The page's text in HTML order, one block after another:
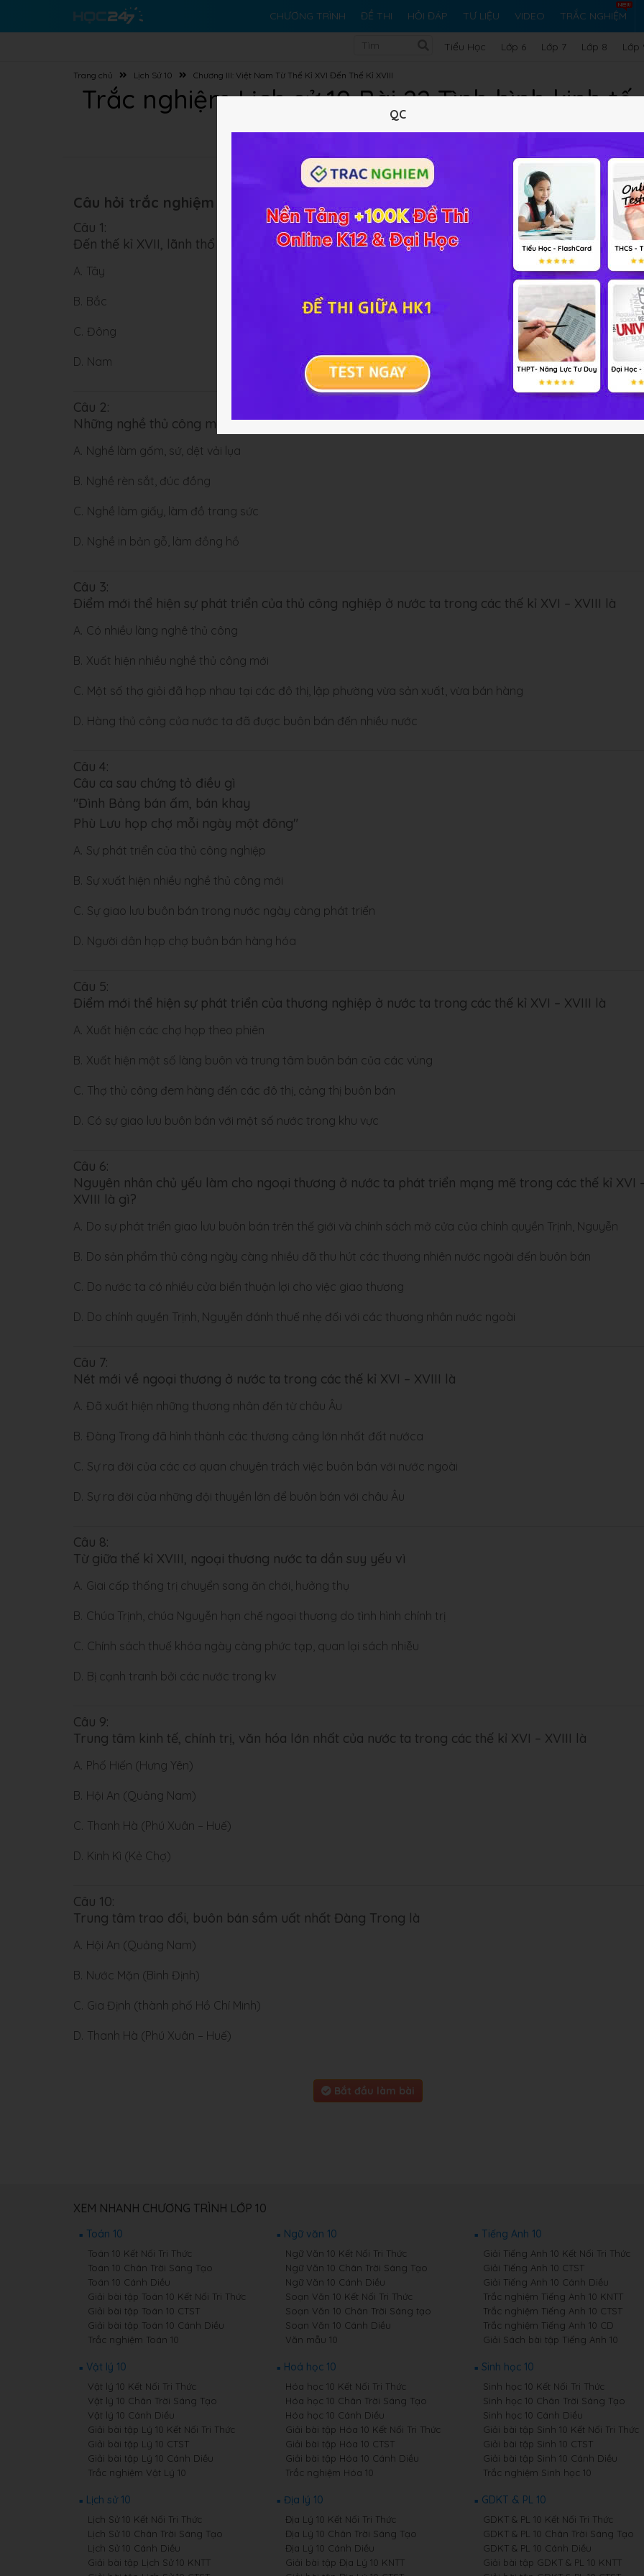
CHƯƠNG TRÌNH ĐỀ THI HỎI ĐÁP TƯ LIỆU VIDEO TRẮC NGHIỆM
Tiểu Học Lớp 6 Lớp 7 Lớp 8 Lớp
Trang chủ Lịch Sử 10 Chương III: Việt Nam Từ Thế Kỉ XVI Đến Thế Kỉ XVIII
Trắc nghiệm Lịch sử 10 Bài 22 Tình hình kinh tế
Câu hỏi trắc nghiệm (10 câu):
Câu 1:
Đến thế kỉ XVII, lãnh thổ đất nước ta được mở rộng về phía
A. Tây
B. Bắc
C. Đông
D. Nam
Câu 2:
Những nghề thủ công mới xuất hiện ở nước ta trong các thế kỉ XVI – XVIII là
A. Nghề làm gốm, sứ, dệt vải lụa
B. Nghề rèn sắt, đúc đồng
C. Nghề làm giấy, làm đồ trang sức
D. Nghề in bản gỗ, làm đồng hồ
Câu 3:
Điểm mới thể hiện sự phát triển của thủ công nghiệp ở nước ta trong các thế kỉ XVI – XVIII là
A. Có nhiều làng nghê thủ công
B. Xuất hiện nhiều nghề thủ công mới
C. Một số thợ giỏi đã họp nhau tại các đô thị, lập phường vừa sản xuất, vừa bán hàng
D. Hàng thủ công của nước ta đã được buôn bán đến nhiều nước
Câu 4:
Câu ca sau chứng tỏ điều gì
"Đình Bảng bán ấm, bán khay
Phù Lưu họp chợ mỗi ngày một đông"
A. Sự phát triển của thủ công nghiệp
B. Sự xuất hiện nhiều nghề thủ công mới
C. Sự giao lưu buôn bán trong nước ngày càng phát triển
D. Người dân họp chợ buôn bán hàng hóa
Câu 5:
Điểm mới thể hiện sự phát triển của thương nghiệp ở nước ta trong các thế kỉ XVI – XVIII là
A. Xuất hiện các chợ họp theo phiên
B. Xuất hiện một số làng buôn và trung tâm buôn bán của các vùng
C. Thợ thủ công đem hàng đến các đô thị, cảng thị buôn bán
D. Có sự giao lưu buôn bán với một số nước trong khu vực
Câu 6:
Nguyên nhân chủ yếu làm cho ngoại thương ở nước ta phát triển mạng mẽ trong các thế kỉ XVI
XVIII là gì?
A. Do sự phát triển giao lưu buôn bán trên thế giới và chính sách mở cửa của chính quyền Trịnh, Nguyễn
B. Do sản phẩm thủ công ngày càng nhiều đã thu hút các thương nhiên nước ngoài đến buôn bán
C. Do nước ta có nhiều cửa biển thuận lợi cho việc giao thương
D. Do chính quyền Trịnh, Nguyễn đánh thuế nhẹ đối với các thương nhân nước ngoài
Câu 7:
Nét mới về ngoại thương ở nước ta trong các thế kỉ XVI – XVIII là
A. Đã xuất hiện những thương nhân đến từ châu Âu
B. Đàng Trong đã hình thành các thương cảng lớn nhất đất nướca
C. Sự ra đời của các cơ quan chuyên trách việc buôn bán với nước ngoài
D. Sự ra đời của những đội thuyền lớn để buôn bán với châu Âu
Câu 8:
Từ giữa thế kỉ XVIII, ngoại thương nước ta dần suy yếu vì
A. Giai cấp thống trị chuyển sang ăn chới, hưởng thụ
B. Chúa Trịnh, chúa Nguyễn hạn chế ngoại thương do tình hình chính trị
C. Chính sách thuế khóa ngày càng phức tạp, quan lại sách nhiễu
D. Bị cạnh tranh bởi các nước trong kv
Câu 9:
Trung tâm kinh tế, chính trị, văn hóa lớn nhất của nước ta trong các thế kỉ XVI – XVIII là
A. Phố Hiến (Hưng Yên)
B. Hội An (Quảng Nam)
C. Thanh Hà (Phú Xuân – Huế)
D. Kinh Kì (Kẻ Chợ)
Câu 10:
Trung tâm trao đổi, buôn bán sầm uất nhất Đàng Trong là
A. Hội An (Quảng Nam)
B. Nước Mặn (Bình Định)
C. Gia Định (thành phố Hồ Chí Minh)
D. Thanh Hà (Phú Xuân – Huế)
Bắt đầu làm bài
XEM NHANH CHƯƠNG TRÌNH LỚP 10
Toán 10
Toán 10 Kết Nối Tri Thức
Toán 10 Chân Trời Sáng Tạo
Toán 10 Cánh Diều
Giải bài tập Toán 10 Kết Nối Tri Thức
Giải bài tập Toán 10 CTST
Giải bài tập Toán 10 Cánh Diều
Trắc nghiệm Toán 10
Ngữ văn 10
Ngữ Văn 10 Kết Nối Tri Thức
Ngữ Văn 10 Chân Trời Sáng Tạo
Ngữ Văn 10 Cánh Diều
Soạn Văn 10 Kết Nối Tri Thức
Soạn Văn 10 Chân Trời Sáng tạo
Soạn Văn 10 Cánh Diều
Văn mẫu 10
Tiếng Anh 10
Giải Tiếng Anh 10 Kết Nối Tri Thức
Giải Tiếng Anh 10 CTST
Giải Tiếng Anh 10 Cánh Diều
Trắc nghiệm Tiếng Anh 10 KNTT
Trắc nghiệm Tiếng Anh 10 CTST
Trắc nghiệm Tiếng Anh 10 CD
Giải Sách bài tập Tiếng Anh 10
Vật lý 10
Vật lý 10 Kết Nối Tri Thức
Vật lý 10 Chân Trời Sáng Tạo
Vật lý 10 Cánh Diều
Giải bài tập Lý 10 Kết Nối Tri Thức
Giải bài tập Lý 10 CTST
Giải bài tập Lý 10 Cánh Diều
Trắc nghiệm Vật Lý 10
Hoá học 10
Hóa học 10 Kết Nối Tri Thức
Hóa học 10 Chân Trời Sáng Tạo
Hóa học 10 Cánh Diều
Giải bài tập Hóa 10 Kết Nối Tri Thức
Giải bài tập Hóa 10 CTST
Giải bài tập Hóa 10 Cánh Diều
Trắc nghiệm Hóa 10
Sinh học 10
Sinh học 10 Kết Nối Tri Thức
Sinh học 10 Chân Trời Sáng Tạo
Sinh học 10 Cánh Diều
Giải bài tập Sinh 10 Kết Nối Tri Thức
Giải bài tập Sinh 10 CTST
Giải bài tập Sinh 10 Cánh Diều
Trắc nghiệm Sinh học 10
Lịch sử 10
Lịch Sử 10 Kết Nối Tri Thức
Lịch Sử 10 Chân Trời Sáng Tạo
Lịch Sử 10 Cánh Diều
Giải bài tập Lịch Sử 10 KNTT
Địa lý 10
Địa Lý 10 Kết Nối Tri Thức
Địa Lý 10 Chân Trời Sáng Tạo
Địa Lý 10 Cánh Diều
Giải bài tập Địa Lý 10 KNTT
GDKT & PL 10
GDKT & PL 10 Kết Nối Tri Thức
GDKT & PL 10 Chân Trời Sáng Tạo
GDKT & PL 10 Cánh Diều
Giải bài tập GDKT & PL 10 KNTT
QC